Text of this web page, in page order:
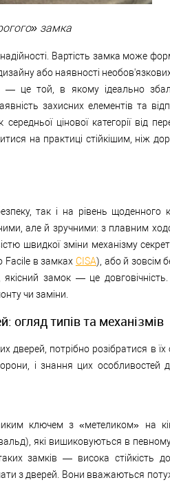
замка
Вартість замка може
або наявності
— це той, в якому ідеально
захисних елементів та
цінової категорії від
на практиці стійкішим, ніж
так і на рівень щоденного
але й зручними: з плавним
швидкої зміни механізму
Facile в замках CISA), або й зовсім
якісний замок — це
чи заміни.
огляд типів та механізмів
дверей, потрібно розібратися в їх
і знання цих особливостей
ключем з «метеликом» на
які вишиковуються в
замків — висока стійкість
з дверей. Вони вважаються